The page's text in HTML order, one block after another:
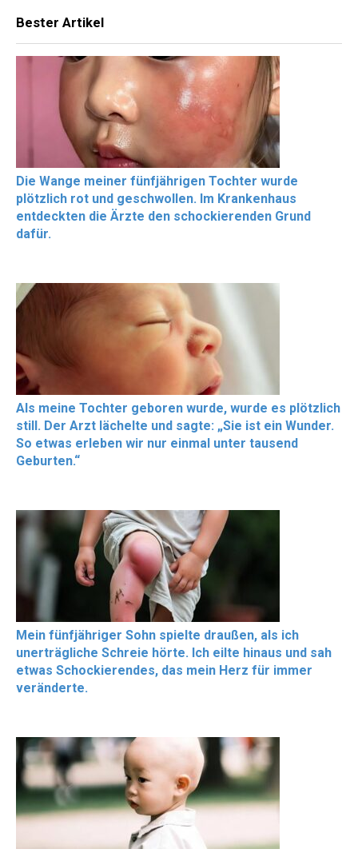
Bester Artikel
Die Wange meiner fünfjährigen Tochter wurde
plötzlich rot und geschwollen. Im Krankenhaus
entdeckten die Ärzte den schockierenden Grund
dafür.
Als meine Tochter geboren wurde, wurde es plötzlich
still. Der Arzt lächelte und sagte: „Sie ist ein Wunder.
So etwas erleben wir nur einmal unter tausend
Geburten.“
Mein fünfjähriger Sohn spielte draußen, als ich
unerträgliche Schreie hörte. Ich eilte hinaus und sah
etwas Schockierendes, das mein Herz für immer
veränderte.